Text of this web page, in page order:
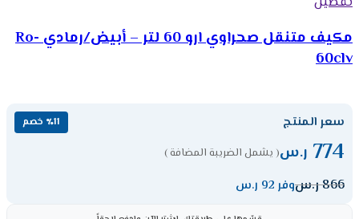
مكيف متنقل صحراوي ارو 60 لتر – أبيض/رمادي Ro-
60clv
سعر المنتج ٪11 خصم
774 ر.س( يشمل الضريبة المضافة )
866ر.سوفر 92 ر.س